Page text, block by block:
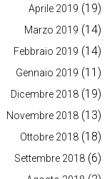
Aprile 2019 (19)
Marzo 2019 (14)
Febbraio 2019 (14)
Gennaio 2019 (11)
Dicembre 2018 (19)
Novembre 2018 (13)
Ottobre 2018 (18)
Settembre 2018 (6)